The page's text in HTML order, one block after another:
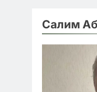
Салим